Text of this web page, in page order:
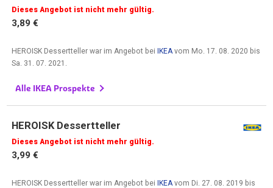
Dieses Angebot ist nicht mehr gültig.
3,89 €
HEROISK Dessertteller war im Angebot beiIKEA vom Mo. 17. 08. 2020 bis
Sa. 31. 07. 2021
Alle IKEA Prospekte
HEROISK Dessertteller
Dieses Angebot ist nicht mehr gültig.
3,99 €
HEROISK Dessertteller war im Angebot beiIKEA vom Di. 27. 08. 2019 bis